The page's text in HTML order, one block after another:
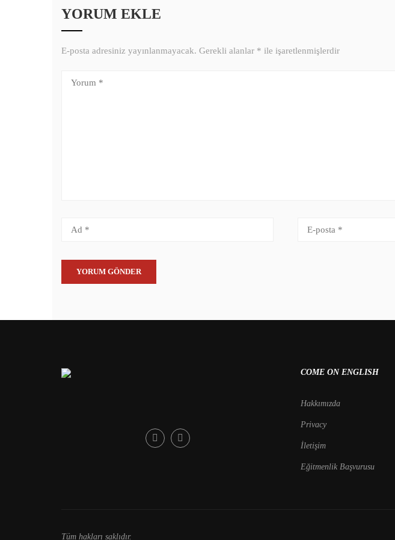
YORUM EKLE
E-posta adresiniz yayınlanmayacak. Gerekli alanlar * ile işaretlenmişlerdir
COME ON ENGLISH
Hakkımızda
Privacy
İletişim
Eğitmenlik Başvurusu
Tüm hakları saklıdır.